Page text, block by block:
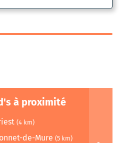
à proximité
(4 km)
de-Mure (5 km)